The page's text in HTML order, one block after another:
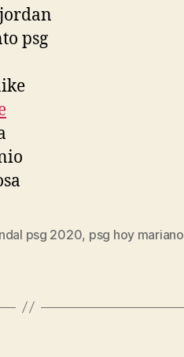
psg 2020, psg hoy mariano